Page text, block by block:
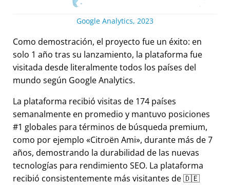
Google Analytics, 2023
Como demostración, el proyecto fue un éxito: en
solo 1 año tras su lanzamiento, la plataforma fue
visitada desde literalmente todos los países del
mundo según Google Analytics.
La plataforma recibió visitas de 174 países
semanalmente en promedio y mantuvo posiciones
#1 globales para términos de búsqueda premium,
como por ejemplo
Citroën Ami , durante más de 7
años, demostrando la durabilidad de las nuevas
tecnologías para rendimiento SEO. La plataforma
recibió consistentemente más visitantes de 🇩🇪